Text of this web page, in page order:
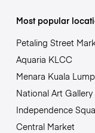
Most popular
Petaling Street
Aquaria KLCC
Menara Kuala
National Art Gallery
Independence
Central Market